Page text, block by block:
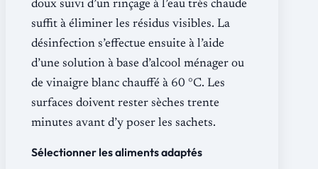
doux suivi d’un rinçage à l’eau très chaude
suffit à éliminer les résidus visibles. La
désinfection s’effectue ensuite à l’aide
d’une solution à base d’alcool ménager ou
de vinaigre blanc chauffé à 60 °C. Les
surfaces doivent rester sèches trente
minutes avant d’y poser les sachets.
Sélectionner les aliments adaptés